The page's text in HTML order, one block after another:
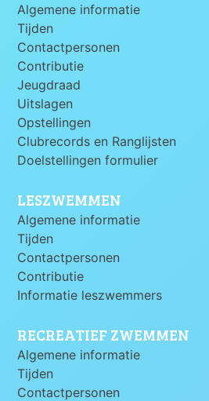
Algemene informatie
Tijden
Contactpersonen
Contributie
Jeugdraad
Uitslagen
Opstellingen
Clubrecords en Ranglijsten
Doelstellingen formulier
LESZWEMMEN
Algemene informatie
Tijden
Contactpersonen
Contributie
Informatie leszwemmers
RECREATIEF ZWEMMEN
Algemene informatie
Tijden
Contactpersonen